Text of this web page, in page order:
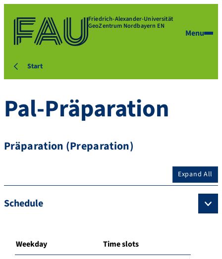
Friedrich-Alexander-Universität
GeoZentrum Nordbayern EN
Menu
Start
Pal-Präparation
Präparation (Preparation)
Expand All
Schedule
Weekday Time slots